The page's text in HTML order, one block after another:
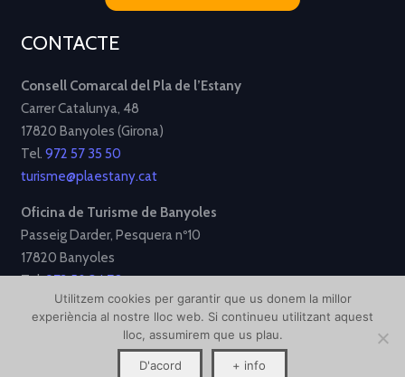
CONTACTE
Consell Comarcal del Pla de l’Estany
Carrer Catalunya, 48
17820 Banyoles (Girona)
Tel. 972 57 35 50
turisme@plaestany.cat
Oficina de Turisme de Banyoles
Passeig Darder, Pesquera nº10
17820 Banyoles
Tel.972 58 34 70
turisme@ajbanyoles.org
[Política de Privacitat][Política de Cookies]
Utilitzem cookies per garantir que us donem la millor
experiència al nostre lloc web. Si continueu utilitzant aquest
lloc, assumirem que us plau.
D'acord + info